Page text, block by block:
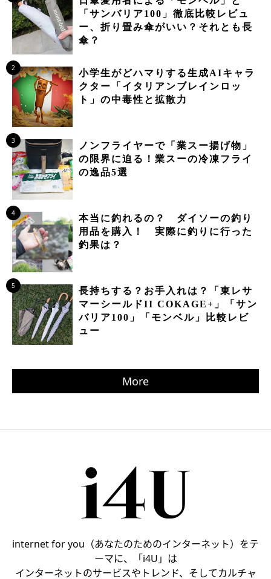
「サンバリア100」徹底比較レビュ
ー、折り畳み傘がいい？それとも長
傘？
2
小学生がどハマりする生成AIキャラ
クター「イタリアンブレインロッ
ト」の中毒性と拡散力
3
ノンフライヤーで「業スー揚げ物」
の限界に迫る！業スーの冷凍フライ
の逸品5選
4
本当に釣れるの？ ダイソーの釣り
用品を購入！ 実際に釣りに行った
釣果は？
5
長持ちする？お手入れは？「東レサ
マーシールドII COKAGE+」「サン
バリア100」「モンベル」比較レビ
ュー
More
internet for you（あなたのためのインターネット）をテ
ーマに、「i4U」は
インターネットのサービスやトレンド、そしてカルチャ